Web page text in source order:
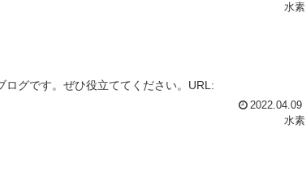
水素
ログです。ぜひ役立ててください。URL:
2022.04.09
水素